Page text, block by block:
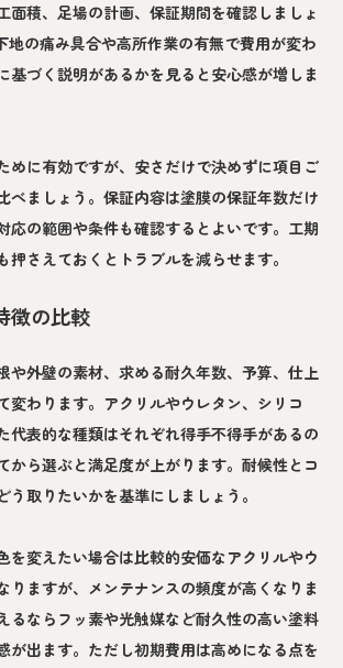
面積、足場の計画、保証期間を確認しましょ
地の痛み具合や高所作業の有無で費用が変わ
基づく説明があるかを見ると安心感が増しま
めに有効ですが、安さだけで決めずに項目ご
べましょう。保証内容は塗膜の保証年数だけ
応の範囲や条件も確認するとよいです。工期
押さえておくとトラブルを減らせます。
徴の比較
や外壁の素材、求める耐久年数、予算、仕上
変わります。アクリルやウレタン、シリコ
代表的な種類はそれぞれ得手不得手があるの
から選ぶと満足度が上がります。耐候性とコ
う取りたいかを基準にしましょう。
を変えたい場合は比較的安価なアクリルやウ
りますが、メンテナンスの頻度が高くなりま
るならフッ素や光触媒など耐久性の高い塗料
が出ます。ただし初期費用は高めになる点を